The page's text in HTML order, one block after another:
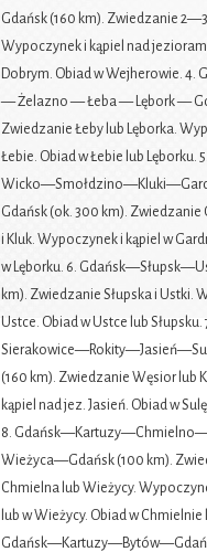
Gdańsk (160 km). Zwiedzanie
Wypoczynek i kąpiel nad
Dobrym. Obiad w Wejherowie. 4.
— Żelazno — Łeba — Lębork —
Zwiedzanie Łeby lub Lęborka.
Łebie. Obiad w Łebie lub
Gdańsk (ok. 300 km). Zwiedzanie
i Kluk. Wypoczynek i kąpiel w
w Lęborku. 6.
km). Zwiedzanie Słupska i Ustki.
Ustce. Obiad w Ustce lub
(160 km). Zwiedzanie Węsior lub
kąpiel nad jez. Jasień. Obiad w
8.
Wieżyca—Gdańsk (100 km).
Chmielna lub Wieżycy.
lub w Wieżycy. Obiad w Chmielnie